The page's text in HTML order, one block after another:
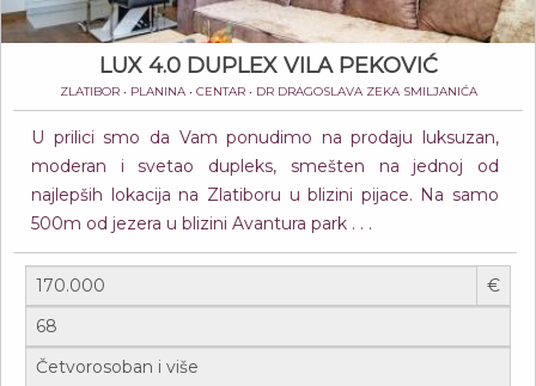
LUX 4.0 DUPLEX VILA PEKOVIĆ
ZLATIBOR • PLANINA • CENTAR • DR DRAGOSLAVA ZEKA SMILJANIĆA
U prilici smo da Vam ponudimo na prodaju luksuzan,
moderan i svetao dupleks, smešten na jednoj od
najlepših lokacija na Zlatiboru u blizini pijace. Na samo
500m od jezera u blizini Avantura park . . .
€